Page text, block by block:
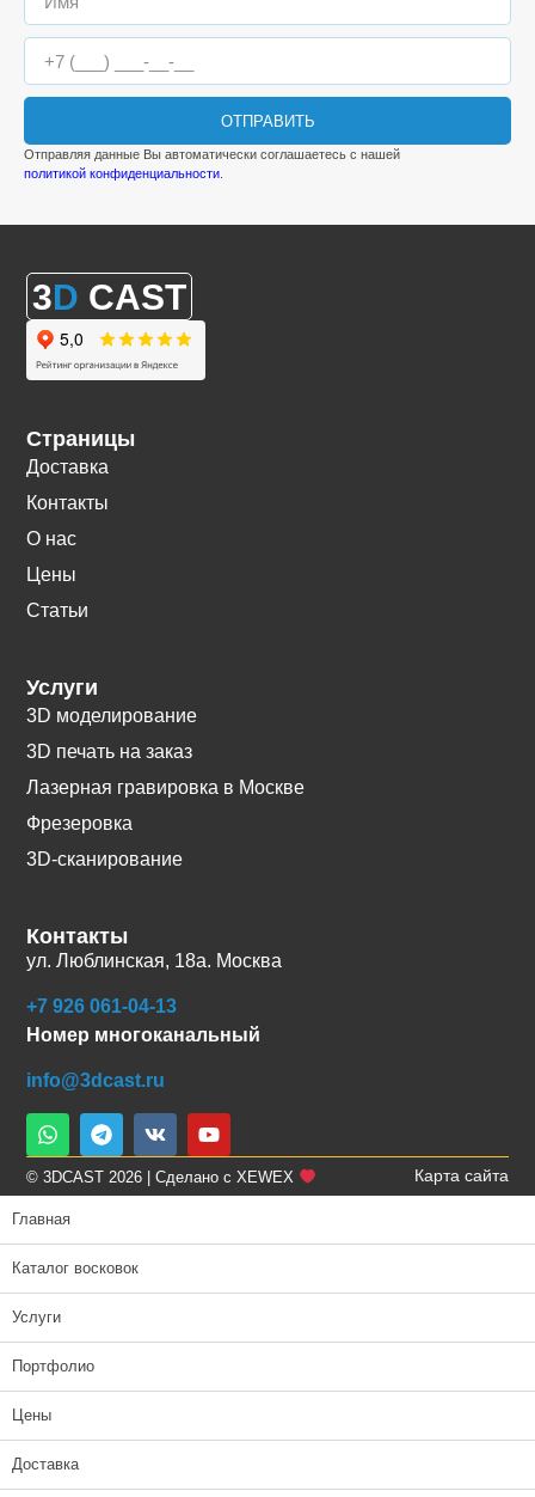
ОТПРАВИТЬ
Отправляя данные Вы автоматически соглашаетесь с нашей
политикой конфиденциальности
3D CAST
Страницы
Доставка
Контакты
О нас
Цены
Статьи
Услуги
3D моделирование
3D печать на заказ
Лазерная гравировка в Москве
Фрезеровка
3D-сканирование
Контакты
ул. Люблинская, 18а. Москва
+7 926 061-04-13
Номер многоканальный
info@3dcast.ru
© 3DCAST 2026 | Сделано с XEWEX Карта сайта
Главная
Каталог восковок
Услуги
Портфолио
Цены
Доставка